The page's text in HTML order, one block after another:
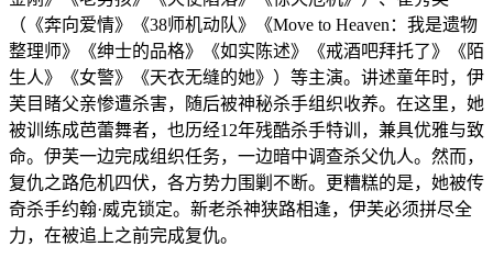
（《奔向爱情》《38师机动队》《Move to Heaven：我是遗物
整理师》《绅士的品格》《如实陈述》《戒酒吧拜托了》《陌
生人》《女警》《天衣无缝的她》）等主演。讲述童年时，伊
芙目睹父亲惨遭杀害，随后被神秘杀手组织收养。在这里，她
被训练成芭蕾舞者，也历经12年残酷杀手特训，兼具优雅与致
命。伊芙一边完成组织任务，一边暗中调查杀父仇人。然而，
复仇之路危机四伏，各方势力围剿不断。更糟糕的是，她被传
奇杀手约翰·威克锁定。新老杀神狭路相逢，伊芙必须拼尽全
力，在被追上之前完成复仇。